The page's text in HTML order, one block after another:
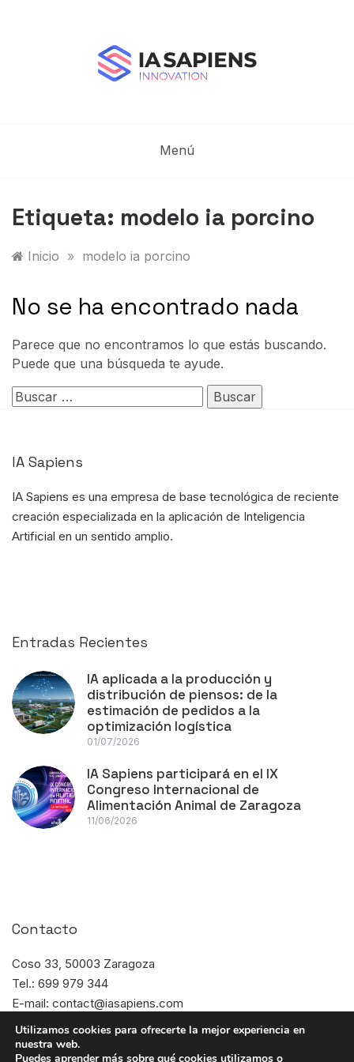
Menú
Etiqueta: modelo ia porcino
Inicio » modelo ia porcino
No se ha encontrado nada
Parece que no encontramos lo que estás buscando.
Puede que una búsqueda te ayude.
Buscar:
IA Sapiens
IA Sapiens es una empresa de base tecnológica de reciente
creación especializada en la aplicación de Inteligencia
Artificial en un sentido amplio.
Entradas Recientes
IA aplicada a la producción y
distribución de piensos: de la
estimación de pedidos a la
optimización logística
01/07/2026
IA Sapiens participará en el IX
Congreso Internacional de
Alimentación Animal de Zaragoza
11/06/2026
Contacto
Coso 33, 50003 Zaragoza
Tel.: 699 979 344
E-mail: contact@iasapiens.com
Horario: L-J de 8:00 a 17:00
Utilizamos cookies para ofrecerte la mejor experiencia en
nuestra web.
Puedes aprender más sobre qué cookies utilizamos o